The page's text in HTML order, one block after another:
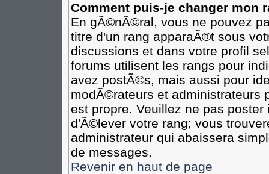
Comment puis-je changer mon
En gÃ©nÃ©ral, vous ne pouvez
titre d'un rang apparaÃ®t sous
discussions et dans votre profil
forums utilisent les rangs pour
avez postÃ©s, mais aussi pour
modÃ©rateurs et administrateurs
est propre. Veuillez ne pas
d'Ã©lever votre rang; vous
administrateur qui abaissera
de messages.
Revenir en haut de page